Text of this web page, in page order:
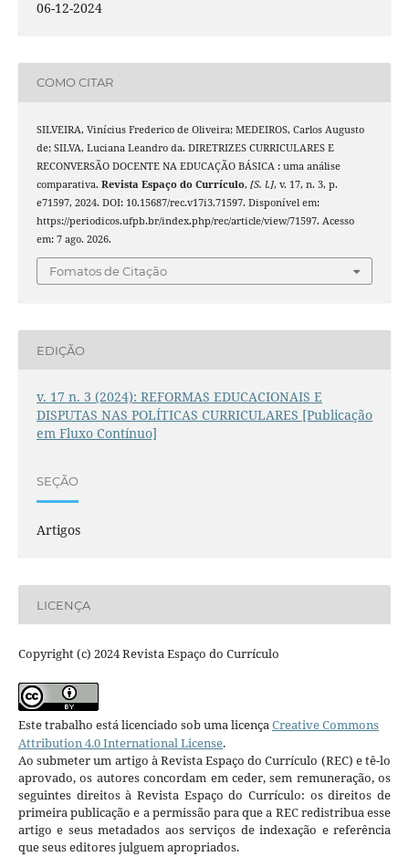
06-12-2024
COMO CITAR
SILVEIRA, Vinícius Frederico de Oliveira; MEDEIROS, Carlos Augusto
de; SILVA, Luciana Leandro da. DIRETRIZES CURRICULARES E
RECONVERSÃO DOCENTE NA EDUCAÇÃO BÁSICA : uma análise
comparativa. Revista Espaço do Currículo, [S. l.], v. 17, n. 3, p.
e71597, 2024. DOI: 10.15687/rec.v17i3.71597. Disponível em:
https://periodicos.ufpb.br/index.php/rec/article/view/71597. Acesso
em: 7 ago. 2026.
Fomatos de Citação
EDIÇÃO
v. 17 n. 3 (2024): REFORMAS EDUCACIONAIS E
DISPUTAS NAS POLÍTICAS CURRICULARES [Publicação
em Fluxo Contínuo]
SEÇÃO
Artigos
LICENÇA
Copyright (c) 2024 Revista Espaço do Currículo
Este trabalho está licenciado sob uma licençaCreative Commons
Attribution 4.0 International License.
Ao submeter um artigo à Revista Espaço do Currículo (REC) e tê-lo
aprovado, os autores concordam em ceder, sem remuneração, os
seguintes direitos à Revista Espaço do Currículo: os direitos de
primeira publicação e a permissão para que a REC redistribua esse
artigo e seus metadados aos serviços de indexação e referência
que seus editores julguem apropriados.